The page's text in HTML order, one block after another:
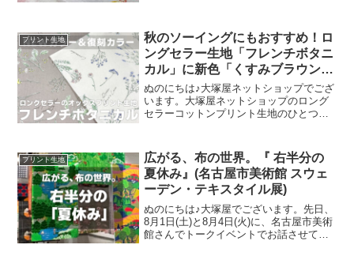
開されています。cotori cotori
プリント生地
秋のソーイングにもおすすめ！ロ
ングセラー生地「フレンチボタニ
カル」に新色「くすみブラウン」
が登場！
ぬのにちは♪大塚屋ネットショップでござ
います。大塚屋ネットショップのロング
セラーコットンプリント生地のひとつ
た「ペールピンク」の再販が、この度決
定いたしました。2026
プリント生地
広がる、布の世界。『 右半分の
夏休み』(名古屋市美術館 スウェ
ーデン・テキスタイル展)
ぬのにちは♪大塚屋でございます。先日、
8月1日(土)と8月4日(火)に、名古屋市美術
館さんでトークイベントでお話させてい